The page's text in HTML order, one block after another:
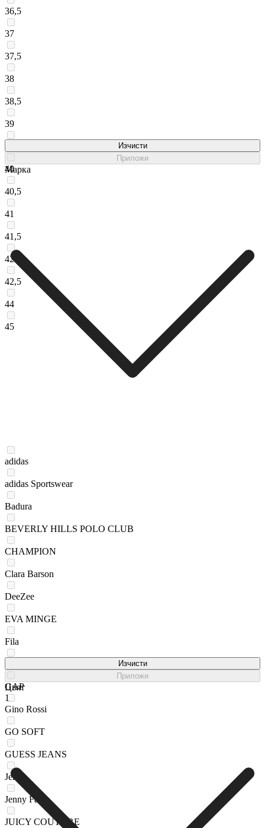
36,5
37
37,5
38
38,5
39
40
40,5
41
41,5
42
42,5
44
45
Изчисти
Приложи
Марка
adidas
adidas Sportswear
Badura
BEVERLY HILLS POLO CLUB
CHAMPION
Clara Barson
DeeZee
EVA MINGE
Fila
GAP
Gino Rossi
GO SOFT
GUESS JEANS
Jenny
Jenny Fairy
JUICY COUTURE
Изчисти
Приложи
Цвят
1